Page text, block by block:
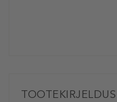
TOOTEKIRJELDUS